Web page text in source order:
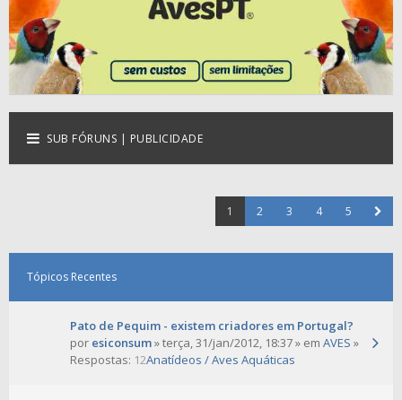
SUB FÓRUNS | PUBLICIDADE
1 2 3 4 5
Tópicos Recentes
Pato de Pequim - existem criadores em Portugal?
por esiconsum» terça, 31/jan/2012, 18:37 » em AVES »
Anatídeos / Aves Aquáticas
Respostas: 12